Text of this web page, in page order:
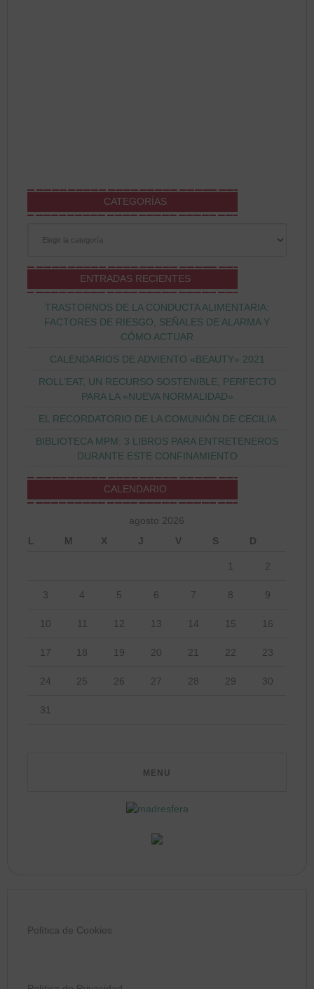
CATEGORÍAS
ENTRADAS RECIENTES
TRASTORNOS DE LA CONDUCTA ALIMENTARIA:
FACTORES DE RIESGO, SEÑALES DE ALARMA Y
CÓMO ACTUAR
CALENDARIOS DE ADVIENTO «BEAUTY» 2021
ROLL’EAT, UN RECURSO SOSTENIBLE, PERFECTO
PARA LA «NUEVA NORMALIDAD»
EL RECORDATORIO DE LA COMUNIÓN DE CECILIA
BIBLIOTECA MPM: 3 LIBROS PARA ENTRETENEROS
DURANTE ESTE CONFINAMIENTO
CALENDARIO
agosto 2026
L
M X J V S D
1 2
3 4 5 6 7 8 9
10 11 12 13 14 15 16
17 18 19 20 21 22 23
24 25 26 27 28 29 30
31
Política de Cookies